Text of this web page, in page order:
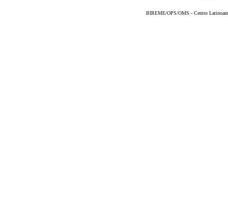
BIREME/OPS/OMS - Centro